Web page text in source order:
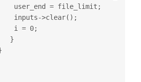
user_end = file_limit;
inputs->clear();
i = 0;
}
}